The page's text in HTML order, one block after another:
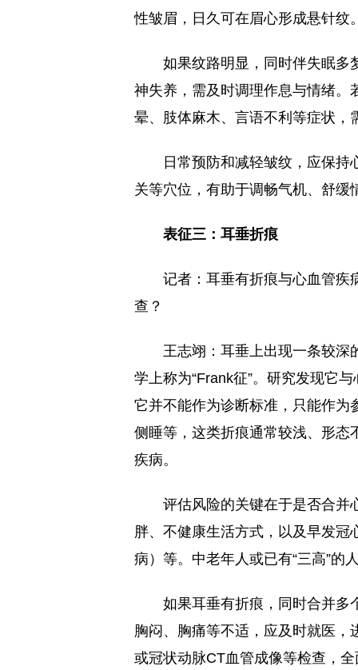
性皱眉，日久可在眉心形成悬针纹
如果纹路明显，同时伴失眠多
神失养，需及时调理作息与情绪。
晕、肢体麻木、言语不利等症状，
日常预防和减轻皱纹，应保
关等穴位，有助于调畅气机、舒缓
表征三：耳垂折痕
记者：耳垂有折痕与心血管疾
查？
王志翊：耳垂上出现一条较深
学上称为“Frank征”。研究发现它
它并不能作为诊断标准，只能作为
侧睡等，这类折痕通常较浅、形态
疾病。
评估风险的关键在于是否合并
胖、不健康生活方式，以及早发
病）等。中老年人或已有“三高”的
如果耳垂有折痕，同时合并多
胸闷、胸痛等不适，应及时就医
或冠状动脉CT血管成像等检查，